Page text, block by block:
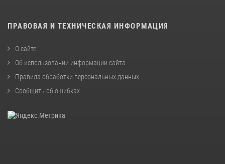
ПРАВОВАЯ И ТЕХНИЧЕСКАЯ ИНФОРМАЦИЯ
О сайте
Об использовании информации сайта
Правила обработки персональных данных
Сообщить об ошибках